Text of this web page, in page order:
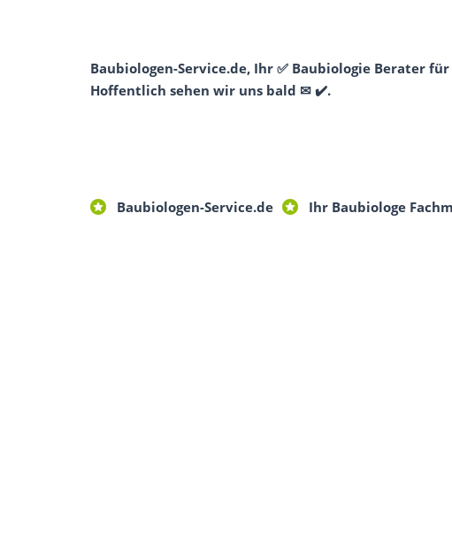
Baubiologen-Service.de, Ihr ✅ Baubiologie Berater
Hoffentlich sehen wir uns bald ✉ ✔️.
Baubiologen-Service.de Ihr Baubiologe